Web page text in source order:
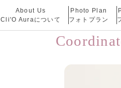
About Us
Cli'O Auraについて
Photo Plan
フォトプラン